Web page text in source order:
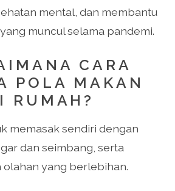
mental, dan membantu
muncul selama pandemi.
CARA
POLA MAKAN
RUMAH?
memasak sendiri dengan
dan seimbang, serta
olahan yang berlebihan.